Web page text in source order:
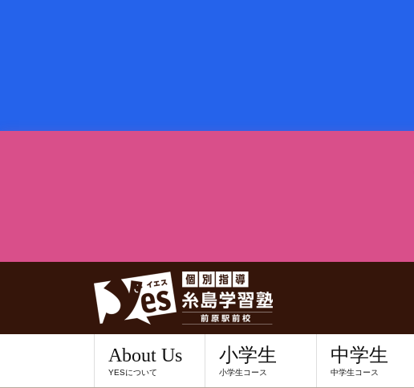
About Us
YESについて
小学生
小学生コース
中学生
中学生コース